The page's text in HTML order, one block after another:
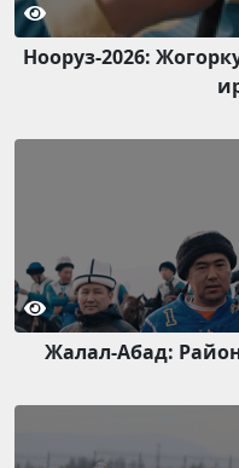
Нооруз-2026:
Жалал-Абад: